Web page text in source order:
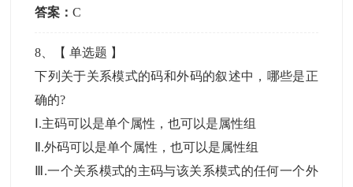
答案：C
8 、【单选题 】
下列关于关系模式的码和外码的叙述中，哪些是正
确的?
Ⅰ.主码可以是单个属性，也可以是属性组
Ⅱ.外码可以是单个属性，也可以是属性组
Ⅲ.一个关系模式的主码与该关系模式的任何一个外